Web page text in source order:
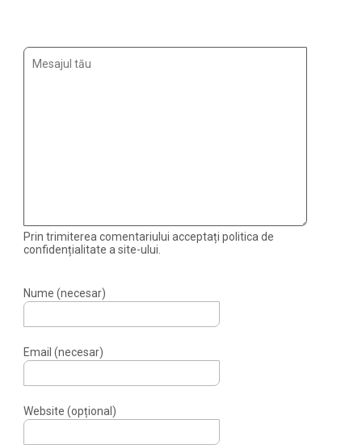
Prin trimiterea comentariului acceptați politica de
confidențialitate a site-ului.
Nume (necesar)
Email (necesar)
Website (opțional)